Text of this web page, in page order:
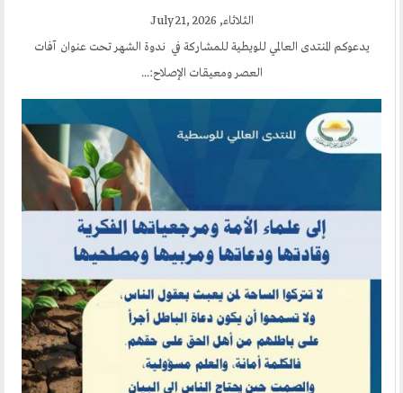
الثلاثاء, July 21, 2026
يدعوكم المنتدى العالمي للويطية للمشاركة في ندوة الشهر تحت عنوان آفات
العصر ومعيقات الإصلاح:...